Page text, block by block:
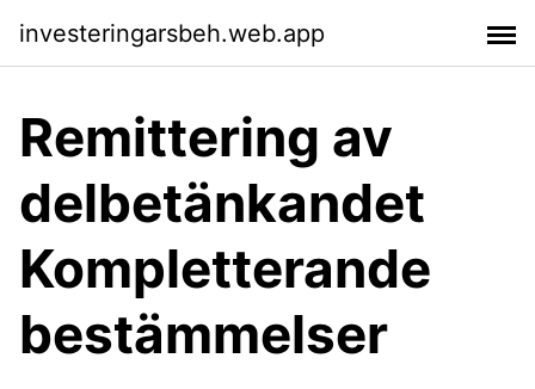
investeringarsbeh.web.app
Remittering av
delbetänkandet
Kompletterande
bestämmelser